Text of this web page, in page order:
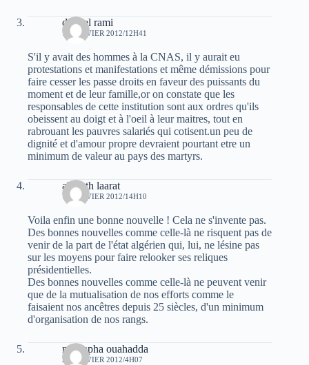
djamel rami
14 JANVIER 2012/12H41
S'il y avait des hommes à la CNAS, il y aurait eu
protestations et manifestations et même démissions pour
faire cesser les passe droits en faveur des puissants du
moment et de leur famille,or on constate que les
responsables de cette institution sont aux ordres qu'ils
obeissent au doigt et à l'oeil à leur maitres, tout en
rabrouant les pauvres salariés qui cotisent.un peu de
dignité et d'amour propre devraient pourtant etre un
minimum de valeur au pays des martyrs.
akli ath laarat
14 JANVIER 2012/14H10
Voila enfin une bonne nouvelle ! Cela ne s'invente pas.
Des bonnes nouvelles comme celle-là ne risquent pas de
venir de la part de l'état algérien qui, lui, ne lésine pas
sur les moyens pour faire relooker ses reliques
présidentielles.
Des bonnes nouvelles comme celle-là ne peuvent venir
que de la mutualisation de nos efforts comme le
faisaient nos ancêtres depuis 25 siècles, d'un minimum
d'organisation de nos rangs.
mustapha ouahadda
20 JANVIER 2012/4H07